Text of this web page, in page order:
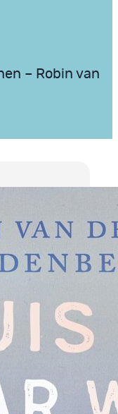
– Robin van